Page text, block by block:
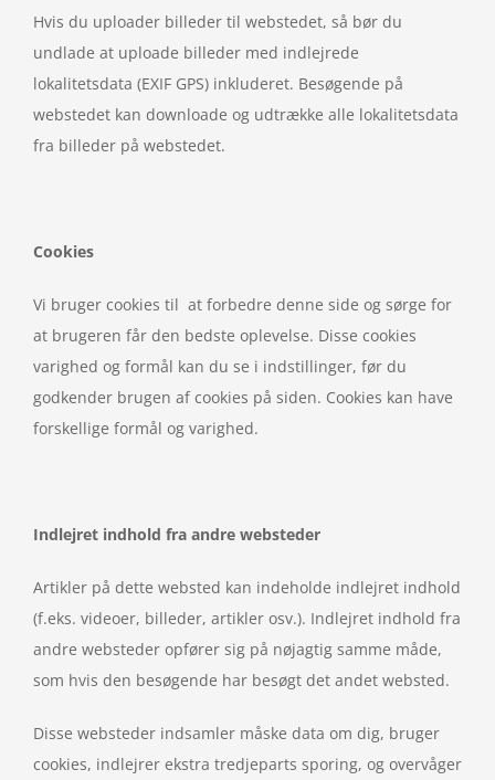
Hvis du uploader billeder til webstedet, så bør du
undlade at uploade billeder med indlejrede
lokalitetsdata (EXIF GPS) inkluderet. Besøgende på
webstedet kan downloade og udtrække alle lokalitetsdata
fra billeder på webstedet.
Cookies
Vi bruger cookies til at forbedre denne side og sørge for
at brugeren får den bedste oplevelse. Disse cookies
varighed og formål kan du se i indstillinger, før du
godkender brugen af cookies på siden. Cookies kan have
forskellige formål og varighed.
Indlejret indhold fra andre websteder
Artikler på dette websted kan indeholde indlejret indhold
(f.eks. videoer, billeder, artikler osv.). Indlejret indhold fra
andre websteder opfører sig på nøjagtig samme måde,
som hvis den besøgende har besøgt det andet websted.
Disse websteder indsamler måske data om dig, bruger
cookies, indlejrer ekstra tredjeparts sporing, og overvåger